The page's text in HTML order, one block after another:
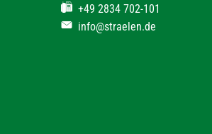
+49 2834 702-101
info@straelen.de